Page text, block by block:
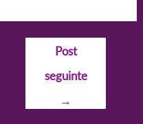
Post
seguinte
→